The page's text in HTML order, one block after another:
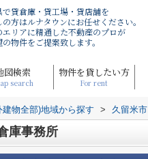
で貸倉庫・貸工場・貸店舗を
の方はルナタウンにお任せください。
エリアに精通した不動産のプロが
の物件をご提案致します。
図検索
search
物件を貸したい方
For rent
建物全部)地域から探す > 久留米市
庫事務所